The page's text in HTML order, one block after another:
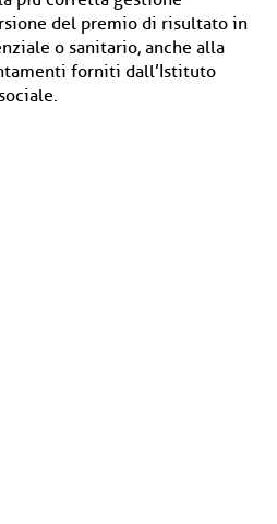
del premio di risultato in
o sanitario, anche alla
forniti dall’Istituto